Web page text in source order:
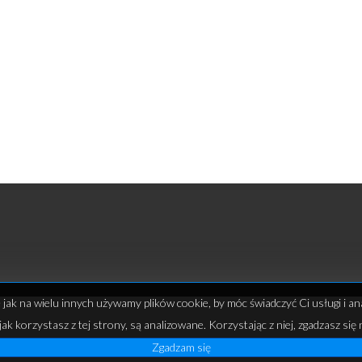
na wielu innych używamy plików cookie, by móc świadczyć Ci usługi i
korzystasz z tej strony, są analizowane. Korzystając z niej, zgadzasz się
Zgadzam się